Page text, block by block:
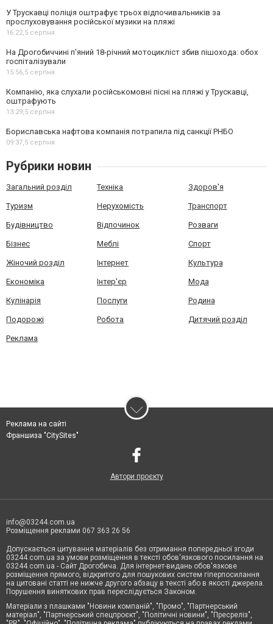
У Трускавці поліція оштрафує трьох відпочивальників за
прослуховування російської музики на пляжі
16:22,5 серпня
На Дрогобиччині п'яний 18-річний мотоцикліст збив пішохода: обох
госпіталізували
15:56,5 серпня
Компанію, яка слухали російськомовні пісні на пляжі у Трускавці,
оштрафують
13:29,5 серпня
Бориславська нафтова компанія потрапила під санкції РНБО
09:37,5 серпня
Рубрики новин
Загальний розділ Техніка Здоров'я
Туризм Нерухомість Транспорт
Будівництво Відпочинок Розваги
Бізнес Меблі Спорт
Жіночий розділ Інтернет Культура
Економіка Інтер'єр Мода
Кулінарія Послуги Родина
Подорожі Робота Дитячий розділ
Реклама
Реклама на сайті
Франшиза "CitySites"
Автори проєкту
info@03244.com.ua
Розміщення реклами 067 363 26 56
Допускається цитування матеріалів без отримання попередньої згоди
03244.com.ua за умови розміщення в тексті обов'язкового посилання на
03244.com.ua - Сайт Дрогобича. Для інтернет-видань обов'язкове
розміщення прямого, відкритого для пошукових систем гіперпосилання
на цитовані статті не нижче другого абзацу в тексті або в якості джерела.
Порушення виняткових прав переслідується Законом.
Матеріали з плашками "Новини компаній", "Промо", "Партнерський
матеріал", "Партнерський спецпроєкт", "Політичні новини", "Пресреліз",